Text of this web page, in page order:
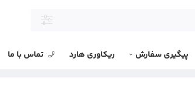
پیگیری سفارش ریکاوری هارد تماس با ما